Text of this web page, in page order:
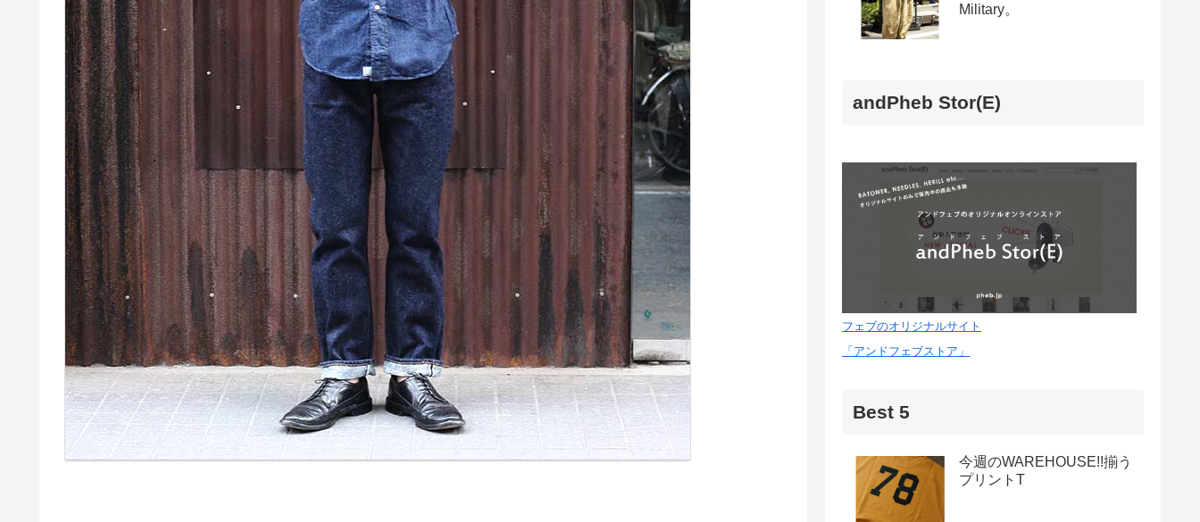
Military。
andPheb Stor(E)
フェブのオリジナルサイト
「アンドフェブストア」
Best 5
今週のWAREHOUSE!!揃う
プリントT